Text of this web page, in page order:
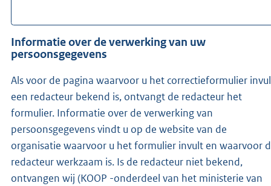
Informatie over de verwerking van uw
persoonsgegevens
Als voor de pagina waarvoor u het correctieformulier
een redacteur bekend is, ontvangt de redacteur het
formulier. Informatie over de verwerking van
persoonsgegevens vindt u op de website van de
organisatie waarvoor u het formulier invult en waarvoor
redacteur werkzaam is. Is de redacteur niet bekend,
ontvangen wij (KOOP -onderdeel van het ministerie van